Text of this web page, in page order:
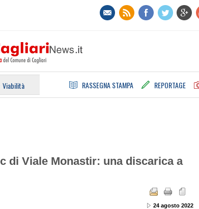
Viabilità RASSEGNA STAMPA REPORTAGE
di Viale Monastir: una discarica a
24 agosto 2022